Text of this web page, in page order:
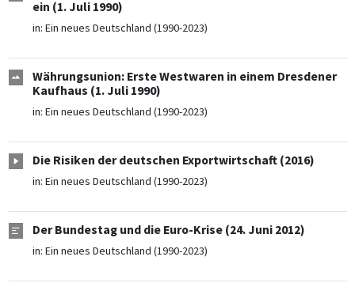
ein (1. Juli 1990)
in: Ein neues Deutschland (1990-2023)
Währungsunion: Erste Westwaren in einem Dresdener
Kaufhaus (1. Juli 1990)
in: Ein neues Deutschland (1990-2023)
Die Risiken der deutschen Exportwirtschaft (2016)
in: Ein neues Deutschland (1990-2023)
Der Bundestag und die Euro-Krise (24. Juni 2012)
in: Ein neues Deutschland (1990-2023)